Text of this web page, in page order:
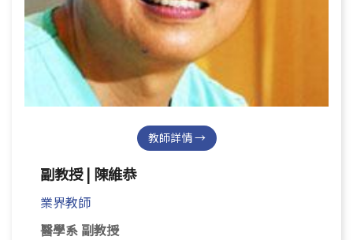
教師詳情 →
副教授 | 陳維恭
業界教師
醫學系 副教授